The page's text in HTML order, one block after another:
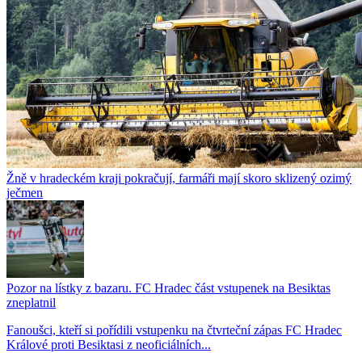
Žně v hradeckém kraji pokračují, farmáři mají skoro sklizený ozimý
ječmen
Pozor na lístky z bazaru. FC Hradec část vstupenek na Besiktas
zneplatnil
Fanoušci, kteří si pořídili vstupenku na čtvrteční zápas FC Hradec
Králové proti Besiktasi z neoficiálních...